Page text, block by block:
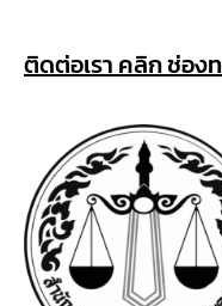
ติดต่อเรา คลิก ช่อง